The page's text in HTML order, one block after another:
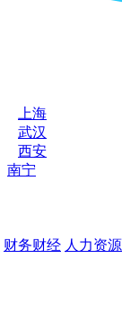
上海
武汉
西安
南宁
财务财经 人力资源